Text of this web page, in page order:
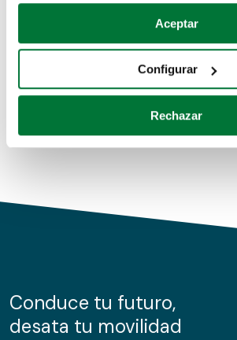
Si lo permite, también quisiéramos:
Recopilar información sobre su
Identificar su dispositivo
para buscar características
Obtenga más información sobre cómo
de cookies.
información sobre el uso que haga del
nuestros partners de redes sociales,
Aceptar
Configurar
Rechazar
Coches de segunda mano
Coches de km0
Conduce tu futuro,
desata tu movilidad